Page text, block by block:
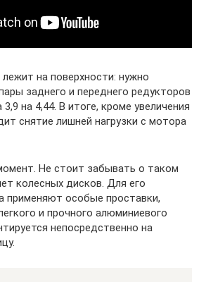
на поверхности: нужно
заднего и переднего редукторов
на 4,44. В итоге, кроме увеличения
снятие лишней нагрузки с мотора
Не стоит забывать о таком
колесных дисков. Для его
применяют особые проставки,
и прочного алюминиевого
непосредственно на